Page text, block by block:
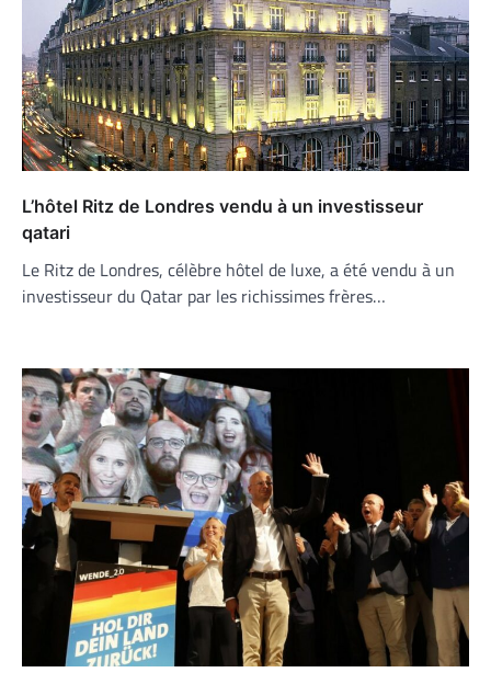
L’hôtel Ritz de Londres vendu à un investisseur
qatari
Le Ritz de Londres, célèbre hôtel de luxe, a été vendu à un
investisseur du Qatar par les richissimes frères…